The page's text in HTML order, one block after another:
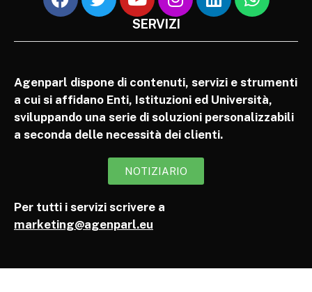
SERVIZI
Agenparl dispone di contenuti, servizi e strumenti
a cui si affidano Enti, Istituzioni ed Università,
sviluppando una serie di soluzioni personalizzabili
a seconda delle necessità dei clienti.
NOTIZIARIO
Per tutti i servizi scrivere a
marketing@agenparl.eu